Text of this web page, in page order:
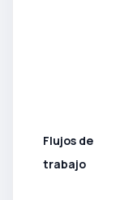
Flujos de
trabajo